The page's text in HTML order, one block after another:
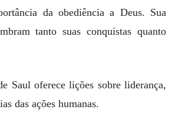
da obediência a Deus. Sua
tanto suas conquistas quanto
Saul oferece lições sobre liderança,
das ações humanas.